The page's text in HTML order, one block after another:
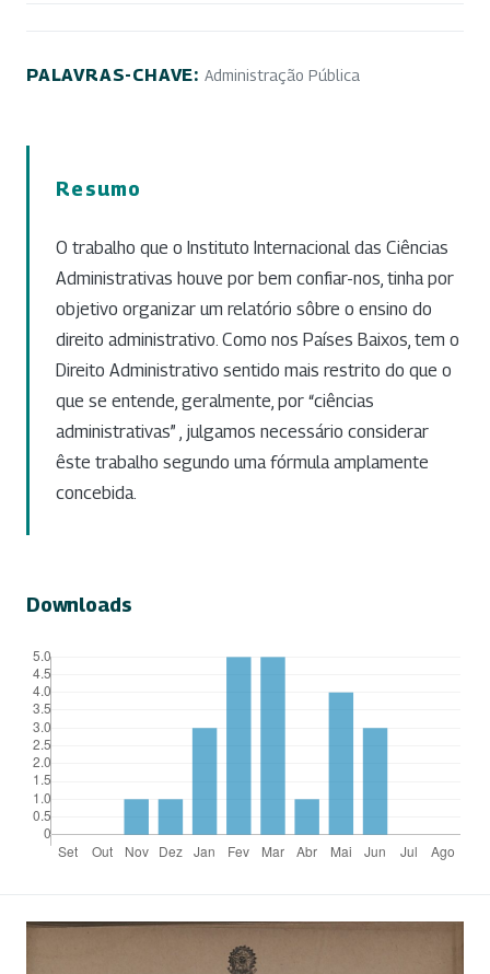
PALAVRAS-CHAVE: Administração Pública
Resumo
O trabalho que o Instituto Internacional das Ciências
Administrativas houve por bem confiar-nos, tinha por
objetivo organizar um relatório sôbre o ensino do
direito administrativo. Como nos Países Baixos, tem o
Direito Administrativo sentido mais restrito do que o
que se entende, geralmente, por “ciências
administrativas” , julgamos necessário considerar
êste trabalho segundo uma fórmula amplamente
concebida.
Downloads